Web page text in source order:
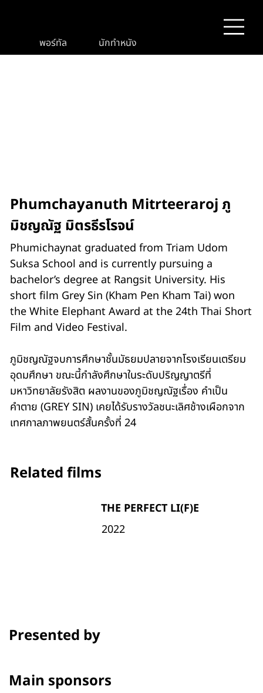
พอร์ทัล นักทำหนัง
Phumchayanuth Mitrteeraroj ภู
มิชญณัฐ มิตรธีรโรจน์
Phumichaynat graduated from Triam Udom
Suksa School and is currently pursuing a
bachelor’s degree at Rangsit University. His
short film Grey Sin (Kham Pen Kham Tai) won
the White Elephant Award at the 24th Thai Short
Film and Video Festival.
ภูมิชญณัฐจบการศึกษาชั้นมัธยมปลายจากโรงเรียนเตรียม
อุดมศึกษา ขณะนี้กำลังศึกษาในระดับปริญญาตรีที่
มหาวิทยาลัยรังสิต ผลงานของภูมิชญณัฐเรื่อง คำเป็น
คำตาย (GREY SIN) เคยได้รับรางวัลชนะเลิศช้างเผือกจาก
เทศกาลภาพยนตร์สั้นครั้งที่ 24
Related films
THE PERFECT LI(F)E
2022
Presented by
Main sponsors